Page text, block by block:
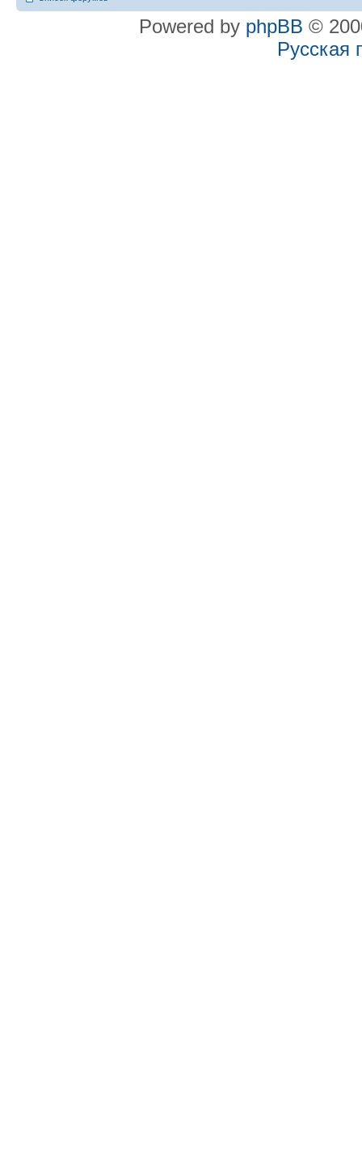
Powered by phpBB ©
Русская